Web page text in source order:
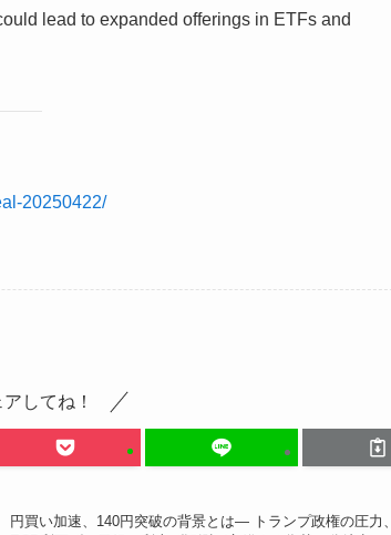
lead to expanded offerings in ETFs and
20250422/
してね！
円買い加速、140円突破の背景とは― トランプ政権の圧力、